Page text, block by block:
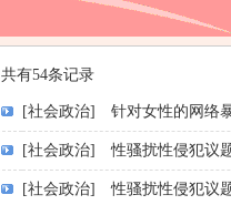
共有54条记录
[社会政治] 针对女性的网络
[社会政治]性骚扰性侵犯议
[社会政治]性骚扰性侵犯议